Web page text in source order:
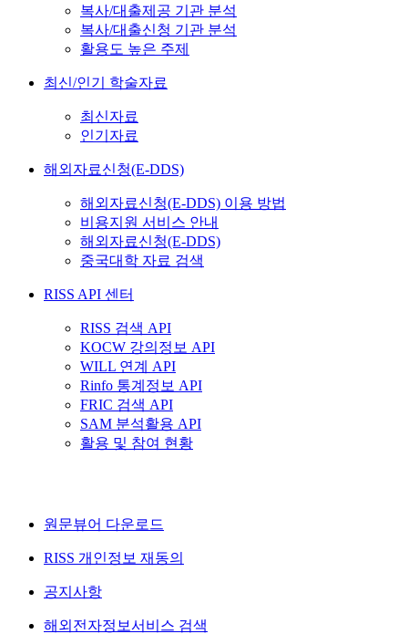
복사/대출제공 기관 분석
복사/대출신청 기관 분석
활용도 높은 주제
최신/인기 학술자료
최신자료
인기자료
해외자료신청(E-DDS)
해외자료신청(E-DDS) 이용 방법
비용지원 서비스 안내
해외자료신청(E-DDS)
중국대학 자료 검색
RISS API 센터
RISS 검색 API
KOCW 강의정보 API
WILL 연계 API
Rinfo 통계정보 API
FRIC 검색 API
SAM 분석활용 API
활용 및 참여 현황
원문뷰어 다운로드
RISS 개인정보 재동의
공지사항
해외전자정보서비스 검색